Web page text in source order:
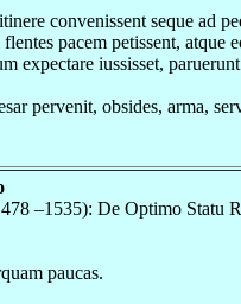
convenissent seque ad
pacem petissent, atque
expectare iussisset,
pervenit, obsides, arma,
–1535): De Optimo Statu
paucas.